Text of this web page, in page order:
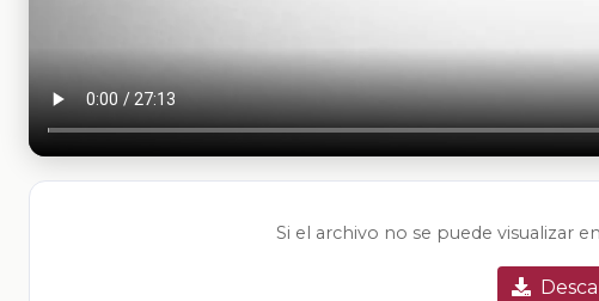
Si el archivo no se puede visualizar